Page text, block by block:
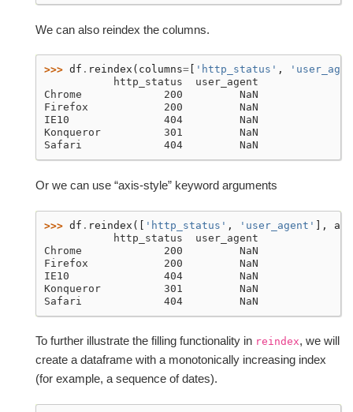
We can also reindex the columns.
>>> df . reindex ( columns= 'http_status' ,
           http_status  user_agent
Chrome             200         NaN
Firefox            200         NaN
IE10               404         NaN
Konqueror          301         NaN
Safari             404         NaN
Or we can use “axis-style” keyword arguments
>>> df . reindex ([ 'http_status' , 'user_agent' ],
           http_status  user_agent
Chrome             200         NaN
Firefox            200         NaN
IE10               404         NaN
Konqueror          301         NaN
Safari             404         NaN
To further illustrate the filling functionality in reindex, we will
create a dataframe with a monotonically increasing index
(for example, a sequence of dates).